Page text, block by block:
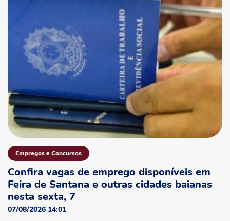
Empregos e Concursos
Confira vagas de emprego disponíveis em
Feira de Santana e outras cidades baianas
nesta sexta, 7
07/08/2026 14:01